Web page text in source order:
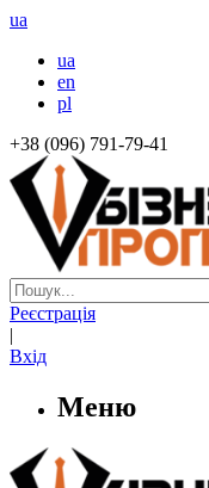
ua
ua
en
pl
+38 (096) 791-79-41
Реєстрація
|
Вхід
Меню